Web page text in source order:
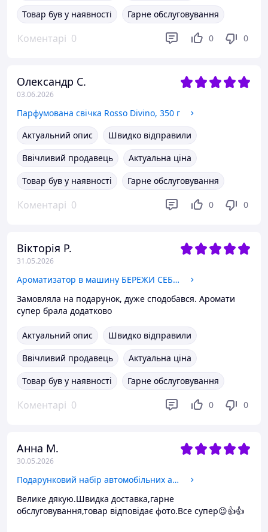
Товар був у наявності
Гарне обслуговування
Коментарі 0 0 0
Олександр С.
03.06.2026
Парфумована свічка Rosso Divino, 350 г
Актуальний опис
Швидко відправили
Ввічливий продавець
Актуальна ціна
Товар був у наявності
Гарне обслуговування
Коментарі 0 0 0
Вікторія Р.
31.05.2026
Ароматизатор в машину БЕРЕЖИ СЕБЕ подарунок автомобілісту
Замовляла на подарунок, дуже сподобався. Аромати
супер брала додатково
Актуальний опис
Швидко відправили
Ввічливий продавець
Актуальна ціна
Товар був у наявності
Гарне обслуговування
Коментарі 0 0 0
Анна М.
30.05.2026
Подарунковий набір автомобільних ароматизаторів в машину Бережи себе
Велике дякую.Швидка доставка,гарне
обслуговування,товар відповідає фото.Все супер😉👍👍